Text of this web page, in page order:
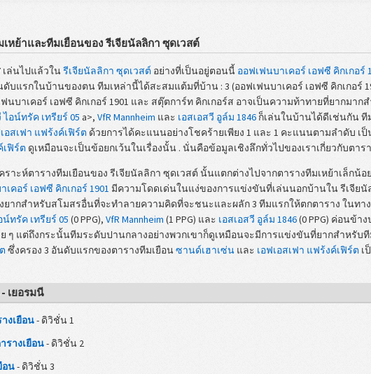
หย้าและทีมเยือนของ รีเจียนัลลิกา ซุดเวสต์
ล่นไปแล้วในรีเจียนัลลิกา ซุดเวสต์ อย่างที่เป็นอยู่ตอนนี้ ออฟเฟนบาเคอร์ เอฟซี คิกเกอร์
บแรกในบ้านของตน ทีมเหล่านี้ได้สะสมแต้มที่บ้าน : 3 (ออฟเฟนบาเคอร์ เอฟซี คิกเกอร์
นบาเคอร์ เอฟซี คิกเกอร์ 1901 และ สตุ๊ตการ์ท คิกเกอร์ส อาจเป็นความท้าทายที่ยากมา
ไอน์ทรัค เทรียร์ 05 a>, VfR Mannheim และ เอสเอสวี อูล์ม 1846 ก็เล่นในบ้านได้ดีเช่นกัน
อสเฟา แฟร้งค์เฟิร์ต ด้วยการได้คะแนนอย่างโชคร้ายเพียง 1 และ 1 คะแนนตามลำดับ เ
เฟิร์ต ดูเหมือนจะเป็นข้อยกเว้นในเรื่องนั้น . นั่นคือข้อมูลเชิงลึกทั่วไปของเราเกี่ยวกับตา
าะห์ตารางทีมเยือนของ รีเจียนัลลิกา ซุดเวสต์ นั้นแตกต่างไปจากตารางทีมเหย้าเล็กน้อ
เคอร์ เอฟซี คิกเกอร์ 1901 มีความโดดเด่นในแง่ของการแข่งขันที่เล่นนอกบ้านใน รีเจีย
ยากสำหรับสโมสรอื่นที่จะทำลายความคิดที่จะชนะและผลัก 3 ทีมแรกให้ตกตาราง ในท
น์ทรัค เทรียร์ 05 (0 PPG), VfR Mannheim (1 PPG) และ เอสเอสวี อูล์ม 1846(0 PPG) ค่อนข้า
ๆ แต่ถึงกระนั้นทีมระดับปานกลางอย่างพวกเขาก็ดูเหมือนจะมีการแข่งขันที่ยากสำหรับที
ซึ่งครอง 3 อันดับแรกของตารางทีมเยือนซานด์เฮาเซ่น และ เอฟเอสเฟา แฟร้งค์เฟิร์ต เ
เยอรมนี
งเยือน- ดิวิชั่น 1
รางเยือน- ดิวิชั่น 2
อน- ดิวิชั่น 3